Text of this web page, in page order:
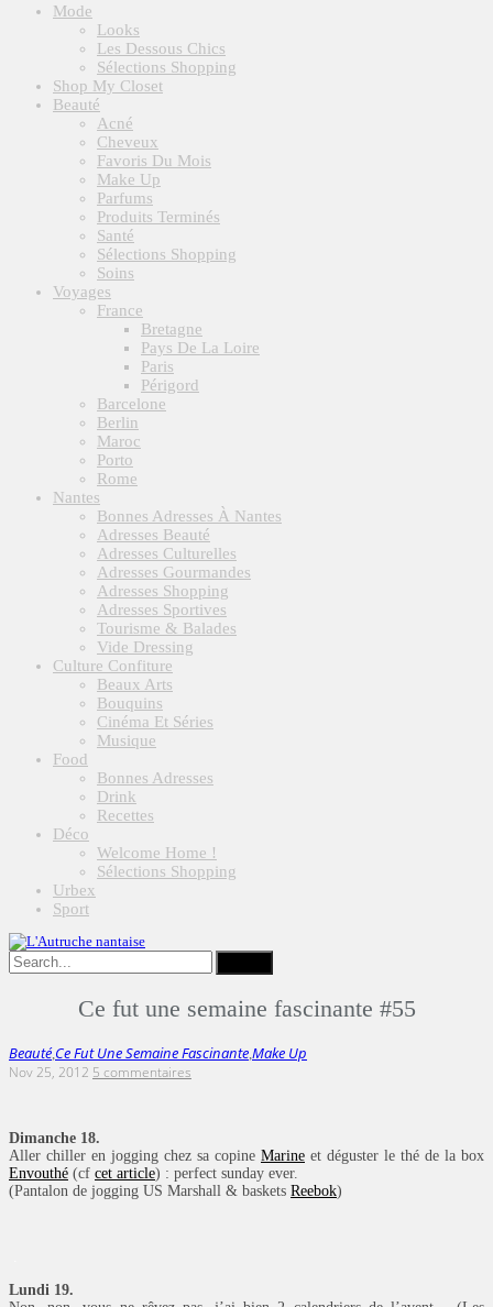
Mode
Looks
Les Dessous Chics
Sélections Shopping
Shop My Closet
Beauté
Acné
Cheveux
Favoris Du Mois
Make Up
Parfums
Produits Terminés
Santé
Sélections Shopping
Soins
Voyages
France
Bretagne
Pays De La Loire
Paris
Périgord
Barcelone
Berlin
Maroc
Porto
Rome
Nantes
Bonnes Adresses À Nantes
Adresses Beauté
Adresses Culturelles
Adresses Gourmandes
Adresses Shopping
Adresses Sportives
Tourisme & Balades
Vide Dressing
Culture Confiture
Beaux Arts
Bouquins
Cinéma Et Séries
Musique
Food
Bonnes Adresses
Drink
Recettes
Déco
Welcome Home !
Sélections Shopping
Urbex
Sport
Ce fut une semaine fascinante #55
Beauté,Ce Fut Une Semaine Fascinante,Make Up
Nov 25, 2012 5 commentaires
Dimanche 18.
Aller chiller en jogging chez sa copine Marine et déguster le thé de la box
Envouthé (cf cet article) : perfect sunday ever.
(Pantalon de jogging US Marshall & baskets Reebok)
Lundi 19.